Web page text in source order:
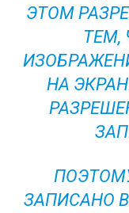
ЭТОМ
ТЕМ,
НА
ЗАПИСАНО В